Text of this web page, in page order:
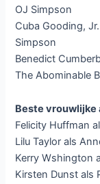
OJ Simpson
Cuba Gooding,
Simpson
Benedict
The Abominable
Beste vrouwlijke
Felicity Huffman
Lilu Taylor als
Kerry Wshington
Kirsten Dunst als